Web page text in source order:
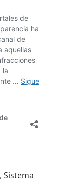
, Sistema